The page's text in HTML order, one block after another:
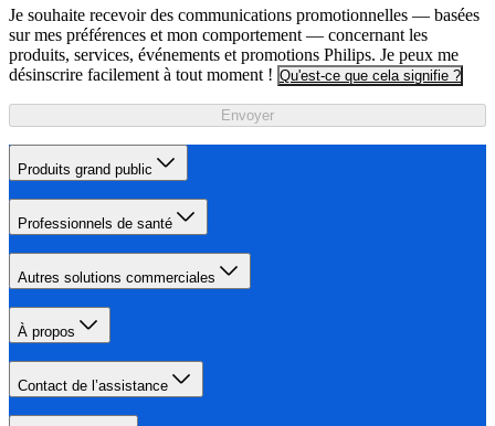
Je souhaite recevoir des communications promotionnelles — basées
sur mes préférences et mon comportement — concernant les
produits, services, événements et promotions Philips. Je peux me
désinscrire facilement à tout moment ! Qu'est-ce que cela signifie ?
Envoyer
Produits grand public
Professionnels de santé
Autres solutions commerciales
À propos
Contact de l’assistance